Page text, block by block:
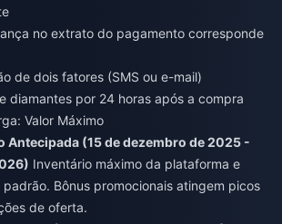
no extrato do pagamento corresponde
de dois fatores (SMS ou e-mail)
diamantes por 24 horas após a compra
Valor Máximo
Antecipada (15 de dezembro de 2025 -
Inventário máximo da plataforma e
Bônus promocionais atingem picos
de oferta.